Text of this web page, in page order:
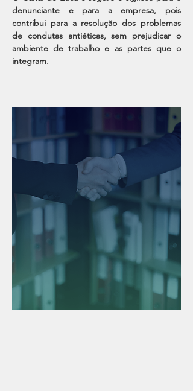
denunciante e para a empresa, pois
contribui para a resolução dos problemas
de condutas antiéticas, sem prejudicar o
ambiente de trabalho e as partes que o
integram.